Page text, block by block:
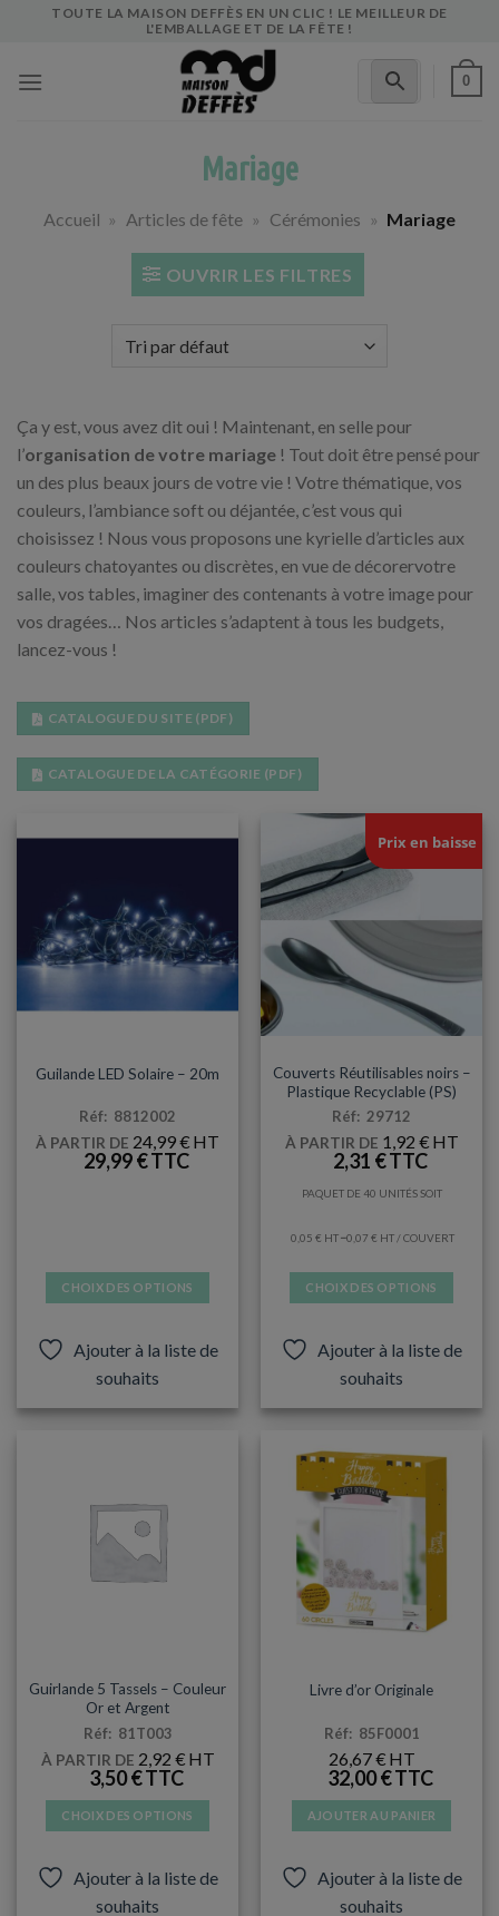
TOUTE LA MAISON DEFFÈS EN UN CLIC ! LE MEILLEUR DE
L'EMBALLAGE ET DE LA FÊTE !
0
Mariage
Accueil » Articles de fête » Cérémonies » Mariage
OUVRIR LES FILTRES
Ça y est, vous avez dit oui ! Maintenant, en selle pour
l’organisation de votre mariage ! Tout doit être pensé pour
un des plus beaux jours de votre vie ! Votre thématique, vos
couleurs, l’ambiance soft ou déjantée, c’est vous qui
choisissez ! Nous vous proposons une kyrielle d’articles aux
couleurs chatoyantes ou discrètes, en vue de décorervotre
salle, vos tables, imaginer des contenants à votre image pour
vos dragées… Nos articles s’adaptent à tous les budgets,
lancez-vous !
CATALOGUE DU SITE (PDF)
CATALOGUE DE LA CATÉGORIE (PDF)
Guilande LED Solaire – 20m
Réf: 8812002
À PARTIR DE 24,99€
29,99€
CHOIX DES OPTIONS
a
plusieurs
variations.
être
choisies
sur
Ajouter à la liste de
souhaits
Prix en baisse
Couverts Réutilisables noirs –
Plastique Recyclable (PS)
Réf: 29712
À PARTIR DE 1,92 €
2,31 €
PAQUET DE 40 UNITÉS SOIT
0,05 € –0,07 € / COUVERT
CHOIX DES OPTIONS
a
plusieurs
variations.
options
peuvent
être
choisies
la
page
du
Ajouter à la liste de
souhaits
Guirlande 5 Tassels – Couleur
Or et Argent
Réf: 81T003
À PARTIR DE 2,92 €
3,50€
CHOIX DES OPTIONS
a
plusieurs
Ajouter à la liste de
souhaits
Livre d’or Originale
Réf: 85F0001
26,67€
32,00€
AJOUTER AU PANIER
Ajouter à la liste de
souhaits